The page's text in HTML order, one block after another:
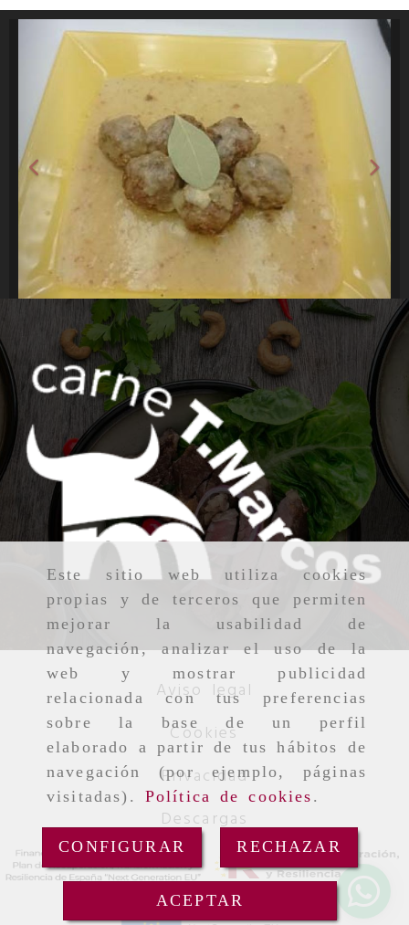
Este sitio web utiliza cookies
propias y de terceros que permiten
mejorar la usabilidad de
navegación, analizar el uso de la
web y mostrar publicidad
relacionada con tus preferencias
sobre la base de un perfil
elaborado a partir de tus hábitos de
navegación (por ejemplo, páginas
visitadas). Política de cookies .
CONFIGURAR RECHAZAR
ACEPTAR
Anterior
Aviso legal
Cookies
Privacidad
Descargas